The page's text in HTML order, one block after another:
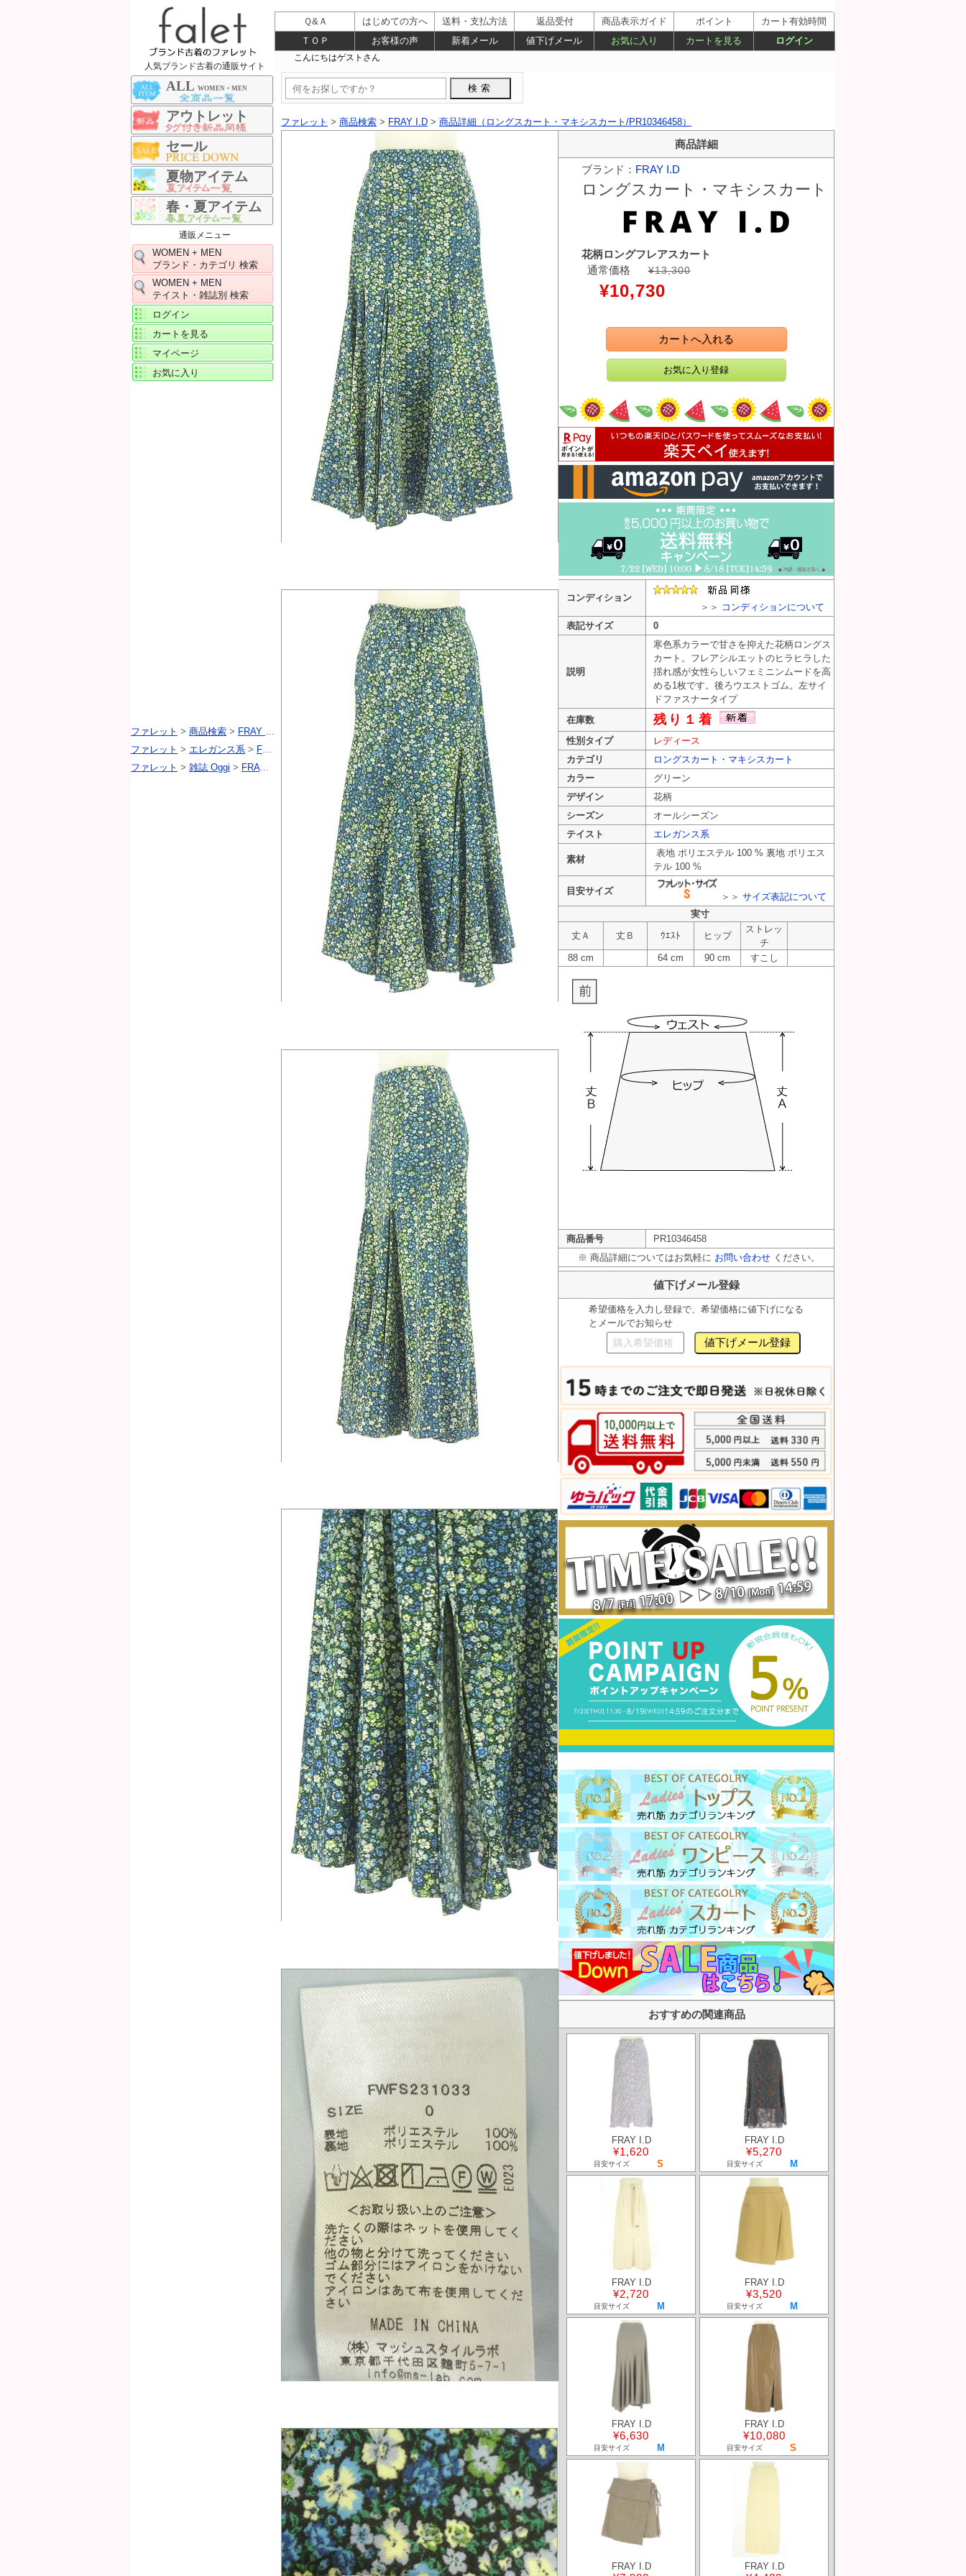
人気ブランド古着の通販サイト
ALL WOMEN + MEN
アウトレット
セール
夏物アイテム
春・夏アイテム
通販メニュー
WOMEN + MEN
ブランド・カテゴリ 検索
WOMEN + MEN
テイスト・雑誌別 検索
ログイン
カートを見る
マイページ
お気に入り
ファレット > 商品検索 > FRAY I.D > 商品詳細（ロングスカート・マキシスカート/PR10346458）
商品詳細
ブランド： FRAY I.D
ロングスカート・マキシスカート
花柄ロングフレアスカート
通常価格
¥13,300
¥10,730
カートへ入れる
コンディション
＞＞ コンディションについて
表記サイズ
0
説明
寒色系カラーで甘さを抑えた花柄ロングス
カート。フレアシルエットのヒラヒラした
揺れ感が女性らしいフェミニンムードを高
める1枚です。後ろウエストゴム。左サイ
ドファスナータイプ
在庫数
残り１着
性別タイプ
レディース
カテゴリ
ロングスカート・マキシスカート
カラー
グリーン
デザイン
花柄
シーズン
オールシーズン
テイスト
エレガンス系
素材
表地 ポリエステル 100 % 裏地 ポリエス
テル 100 %
目安サイズ
＞＞ サイズ表記について
実寸
丈Ａ
丈Ｂ ｳｴｽﾄ ヒップ
ストレッ
チ
88 cm
64 cm 90 cm すこし
商品番号
PR10346458
※ 商品詳細についてはお気軽に お問い合わせ ください。
値下げメール登録
希望価格を入力し登録で、希望価格に値下げになる
とメールでお知らせ
おすすめの関連商品
FRAY I.D
¥1,620
目安サイズ S
FRAY I.D
¥5,270
目安サイズ M
FRAY I.D
¥2,720
目安サイズ M
FRAY I.D
¥3,520
目安サイズ M
FRAY I.D
¥6,630
目安サイズ M
FRAY I.D
¥10,080
目安サイズ S
FRAY I.D FRAY I.D
ファレット > 商品検索 > FRAY I.D（フレイアイディー） >FRAY I.D（フレイアイディー） PR10346458
ファレット > エレガンス系 > FRAY I.D（フレイアイディー） >FRAY I.D（フレイアイディー） PR10346458
ファレット > 雑誌 Oggi > FRAY I.D（フレイアイディー） >FRAY I.D（フレイアイディー） PR10346458
Ｑ&Ａ はじめての方へ 送料・支払方法 返品受付 商品表示ガイド ポイント
カート有効時間
ＴＯＰ
お客様の声 新着メール 値下げメール お気に入り カートを見る ログイン